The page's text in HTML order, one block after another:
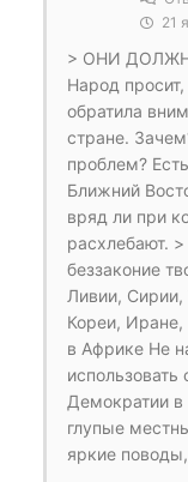
21
> ОНИ
Народ
обратила
стране.
проблем?
Ближний
вряд ли при
расхлебают.
беззаконие
Ливии, Сирии,
Кореи, Иране,
в Африке Не
Демократии в
глупые
яркие поводы,